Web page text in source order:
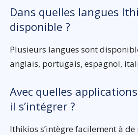
Dans quelles langues
disponible ?
Plusieurs langues sont
anglais, portugais, espagnol,
Avec quelles
il s’intégrer ?
Ithikios s’intègre facilement à